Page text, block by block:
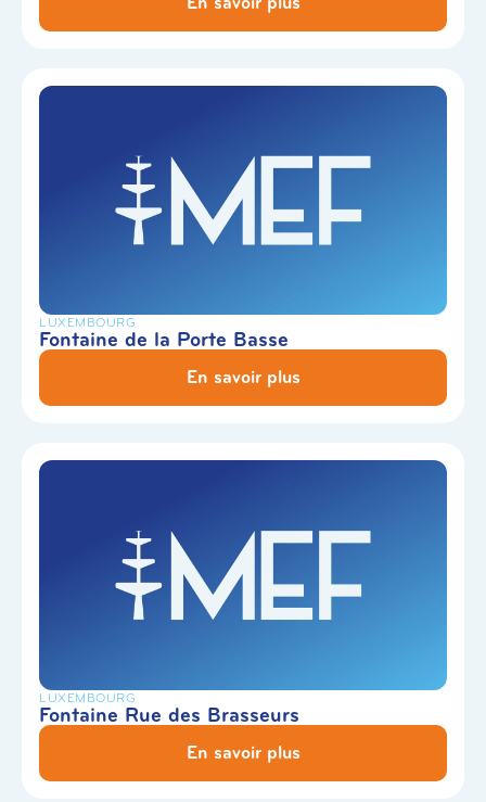
LUXEMBOURG
Fontaine de la Porte Basse
En savoir plus
LUXEMBOURG
Fontaine Rue des Brasseurs
En savoir plus